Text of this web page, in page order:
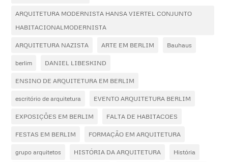
ARQUITETURA MODERNISTA HANSA VIERTEL CONJUNTO
HABITACIONALMODERNISTA
ARQUITETURA NAZISTA ARTE EM BERLIM Bauhaus
berlim DANIEL LIBESKIND
ENSINO DE ARQUITETURA EM BERLIM
escritório de arquitetura EVENTO ARQUITETURA BERLIM
EXPOSIÇÕES EM BERLIM FALTA DE HABITACOES
FESTAS EM BERLIM FORMAÇÃO EM ARQUITETURA
grupo arquitetos HISTÓRIA DA ARQUITETURA História